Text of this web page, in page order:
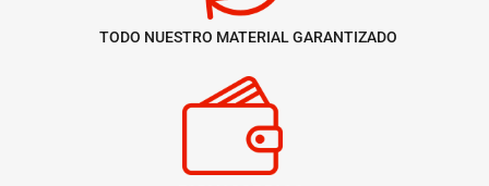
TODO NUESTRO MATERIAL GARANTIZADO